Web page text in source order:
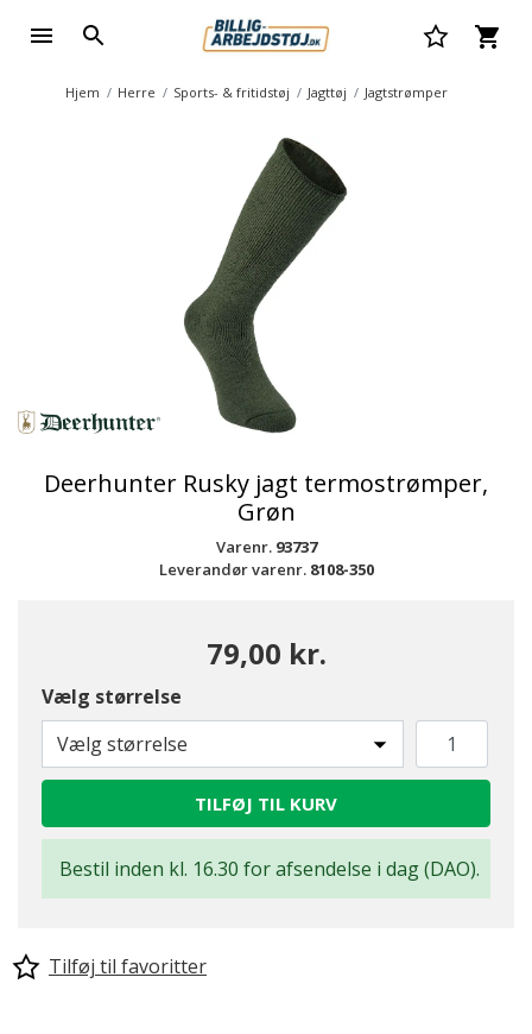
Hjem Herre Sports- & fritidstøj Jagttøj Jagtstrømper
Deerhunter Rusky jagt termostrømper,
Grøn
Varenr. 93737
Leverandør varenr. 8108-350
79,00 kr.
Vælg størrelse
Vælg størrelse
TILFØJ TIL KURV
Bestil inden kl. 16.30 for afsendelse i dag (DAO).
Tilføj til favoritter